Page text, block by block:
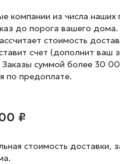
компании из числа наших
до порога вашего
стоимость
счет (дополнит ваш
Заказы суммой более 30
по предоплате.
₽
стоимость доставки,